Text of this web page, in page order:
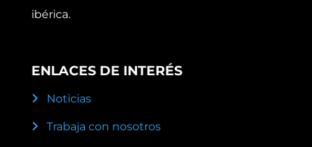
ibérica.
ENLACES DE INTERÉS
Noticias
Trabaja con nosotros